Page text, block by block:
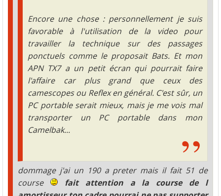
Encore une chose : personnellement je suis
favorable à l'utilisation de la video pour
travailler la technique sur des passages
ponctuels comme le proposait Bats. Et mon
APN TX7 a un petit écran qui pourrait faire
l'affaire car plus grand que ceux des
camescopes ou Reflex en général. C'est sûr, un
PC portable serait mieux, mais je me vois mal
transporter un PC portable dans mon
Camelbak...
dommage j'ai un 190 a preter mais il fait 51 de
course
fait attention a la course de l